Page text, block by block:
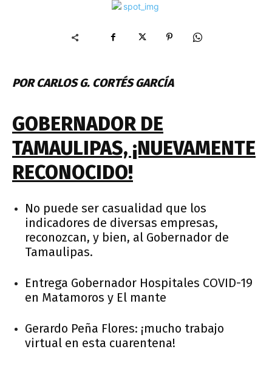
POR CARLOS G. CORTÉS GARCÍA
GOBERNADOR DE
TAMAULIPAS, ¡NUEVAMENTE
RECONOCIDO!
No puede ser casualidad que los
indicadores de diversas empresas,
reconozcan, y bien, al Gobernador de
Tamaulipas.
Entrega Gobernador Hospitales COVID-19
en Matamoros y El mante
Gerardo Peña Flores: ¡mucho trabajo
virtual en esta cuarentena!